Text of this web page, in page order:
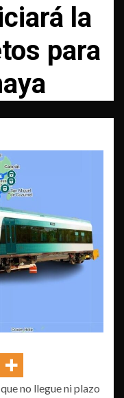
la
para
no llegue ni plazo